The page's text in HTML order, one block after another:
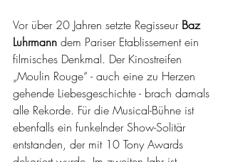
Vor über 20 Jahren setzte Regisseur Baz
Luhrmann dem Pariser Etablissement ein
filmisches Denkmal. Der Kinostreifen
„Moulin Rouge“ - auch eine zu Herzen
gehende Liebesgeschichte - brach damals
alle Rekorde. Für die Musical-Bühne ist
ebenfalls ein funkelnder Show-Solitär
entstanden, der mit 10 Tony Awards